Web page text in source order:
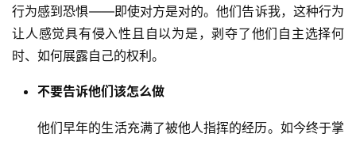
行为感到恐惧——即使对方是对的。他们告诉我，这种行为
让人感觉具有侵入性且自以为是，剥夺了他们自主选择何
时、如何展露自己的权利。
不要告诉他们该怎么做
他们早年的生活充满了被他人指挥的经历。如今终于掌